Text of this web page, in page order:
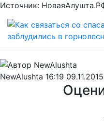
Источник:
NewAlushta 16:19 09.11.2015